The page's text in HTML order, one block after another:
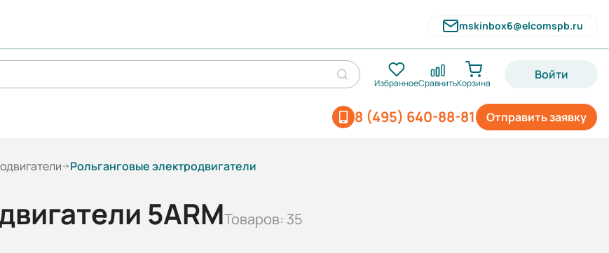
mskinbox6@elcomspb.ru
ИзбранноеСравнитьКорзина
Войти
Отправить заявку
8 (495) 640-88-81
Рольганговые электродвигатели
5ARMТоваров: 35